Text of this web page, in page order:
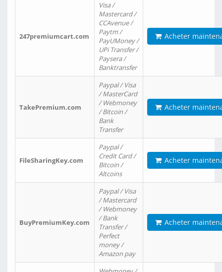
247premiumcart.com
Visa /
Mastercard /
CCAvenue /
Paytm /
PayUMoney /
UPi Transfer /
Paysera /
Banktransfer
Acheter
TakePremium.com
Paypal / Visa
/ MasterCard
/ Webmoney
/ Bitcoin /
Bank
Transfer
Acheter
FileSharingKey.com
Paypal /
Credit Card /
Bitcoin /
Altcoins
Acheter
BuyPremiumKey.com
Paypal / Visa
/ Mastercard
/ Webmoney
/ Bank
Transfer /
Perfect
money /
Amazon pay
Acheter